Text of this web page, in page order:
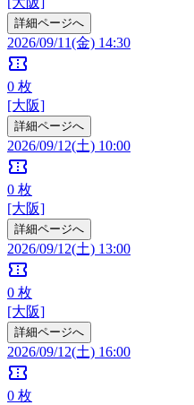
詳細ページへ
2026/09/11(金) 14:30
confirmation_number
0 枚
[大阪]
詳細ページへ
2026/09/12(土) 10:00
confirmation_number
0 枚
[大阪]
詳細ページへ
2026/09/12(土) 13:00
confirmation_number
0 枚
[大阪]
詳細ページへ
2026/09/12(土) 16:00
confirmation_number
0 枚